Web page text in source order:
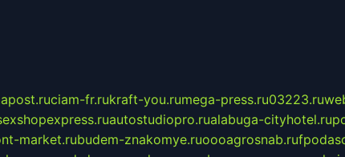
ciam-fr.rukraft-you.rumega-press.ru03223.ru
autostudiopro.rualabuga-cityhotel.ru
market.rubudem-znakomye.ruoooagrosnab.ru